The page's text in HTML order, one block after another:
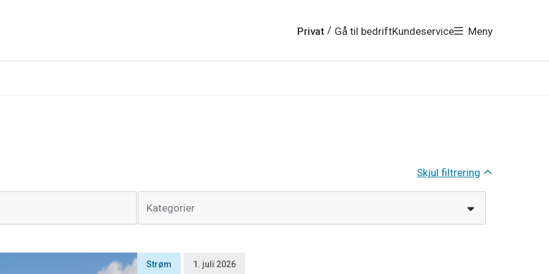
Privat / Gå til bedriftKundeservice Meny
Skjul filtrering
Kategorier
Strøm 1. juli 2026